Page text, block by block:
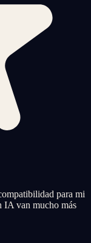
para mi
IA van mucho más